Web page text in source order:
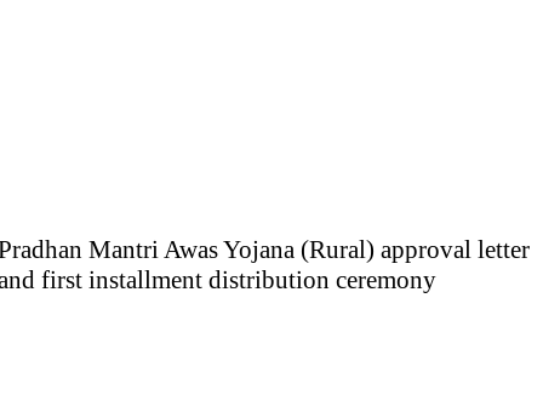
Mantri Awas Yojana (Rural) approval letter
first installment distribution ceremony